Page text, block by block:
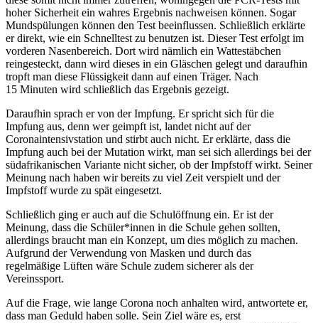
hoher Sicherheit ein wahres Ergebnis nachweisen können. Sogar
Mundspülungen können den Test beeinflussen. Schließlich erklärte
er direkt, wie ein Schnelltest zu benutzen ist. Dieser Test erfolgt im
vorderen Nasenbereich. Dort wird nämlich ein Wattestäbchen
reingesteckt, dann wird dieses in ein Gläschen gelegt und daraufhin
tropft man diese Flüssigkeit dann auf einen Träger. Nach
15 Minuten wird schließlich das Ergebnis gezeigt.
Daraufhin sprach er von der Impfung. Er spricht sich für die
Impfung aus, denn wer geimpft ist, landet nicht auf der
Coronaintensivstation und stirbt auch nicht. Er erklärte, dass die
Impfung auch bei der Mutation wirkt, man sei sich allerdings bei der
südafrikanischen Variante nicht sicher, ob der Impfstoff wirkt. Seiner
Meinung nach haben wir bereits zu viel Zeit verspielt und der
Impfstoff wurde zu spät eingesetzt.
Schließlich ging er auch auf die Schulöffnung ein. Er ist der
Meinung, dass die Schüler*innen in die Schule gehen sollten,
allerdings braucht man ein Konzept, um dies möglich zu machen.
Aufgrund der Verwendung von Masken und durch das
regelmäßige Lüften wäre Schule zudem sicherer als der
Vereinssport.
Auf die Frage, wie lange Corona noch anhalten wird, antwortete er,
dass man Geduld haben solle. Sein Ziel wäre es, erst